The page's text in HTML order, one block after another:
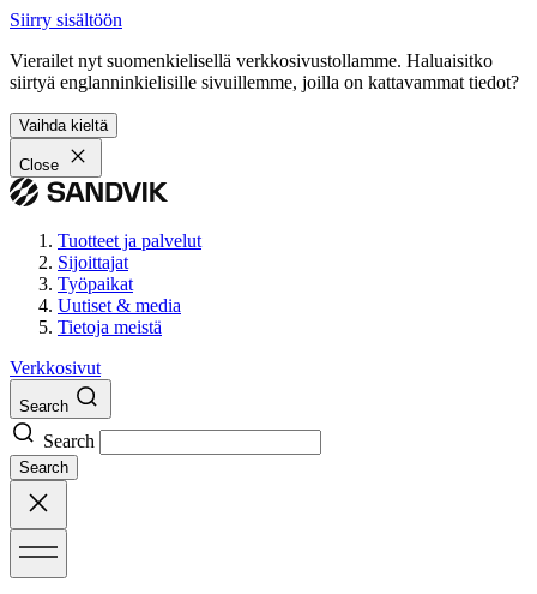
Siirry sisältöön
Vierailet nyt suomenkielisellä verkkosivustollamme. Haluaisitko
siirtyä englanninkielisille sivuillemme, joilla on kattavammat tiedot?
Vaihda kieltä
Close
Tuotteet ja palvelut
Sijoittajat
Työpaikat
Uutiset & media
Tietoja meistä
Verkkosivut
Search
Search
Search